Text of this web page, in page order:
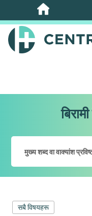
मुख्य
सामग्रीमा
जानुहोस्
सबै विषयहरू